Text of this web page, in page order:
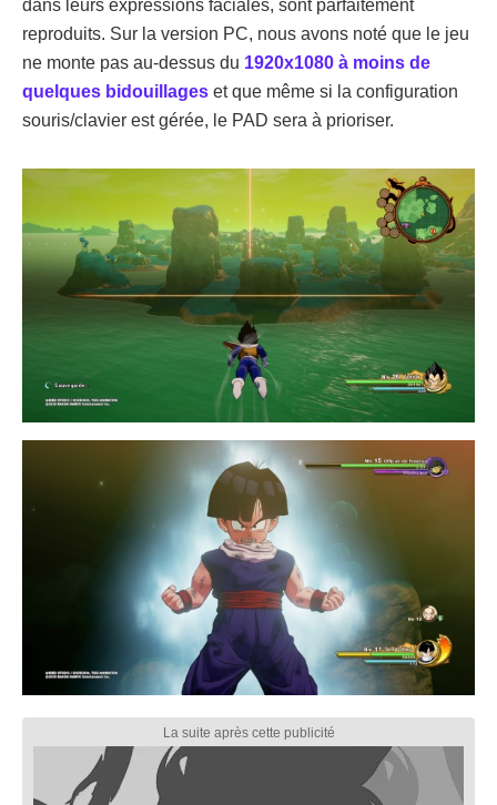
dans leurs expressions faciales, sont parfaitement
reproduits. Sur la version PC, nous avons noté que le jeu
ne monte pas au-dessus du 1920x1080 à moins de
quelques bidouillages et que même si la configuration
souris/clavier est gérée, le PAD sera à prioriser.